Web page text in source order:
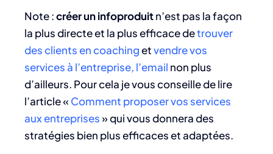
Note :créer un infoproduitn’est pas la façon
la plus directe et la plus efficace detrouver
des clients en coachingetvendre vos
services à l’entreprise, l’email non plus
d’ailleurs. Pour cela je vous conseille de lire
l’article « Comment proposer vos services
aux entreprises» qui vous donnera des
stratégies bien plus efficaces et adaptées.